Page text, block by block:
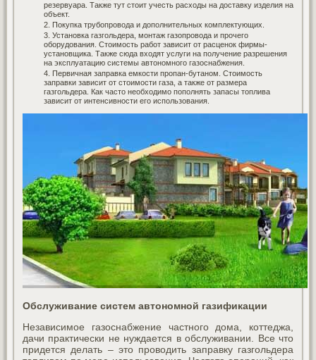
резервуара. Также тут стоит учесть расходы на доставку изделия на
объект.
Покупка трубопровода и дополнительных комплектующих.
Установка газгольдера, монтаж газопровода и прочего
оборудования. Стоимость работ зависит от расценок фирмы-
установщика. Также сюда входят услуги на получение разрешения
на эксплуатацию системы автономного газоснабжения.
Первичная заправка емкости пропан-бутаном. Стоимость
заправки зависит от стоимости газа, а также от размера
газгольдера. Как часто необходимо пополнять запасы топлива
зависит от интенсивности его использования.
Обслуживание систем автономной газификации
Независимое газоснабжение частного дома, коттеджа,
дачи практически не нуждается в обслуживании. Все что
придется делать – это проводить заправку газгольдера